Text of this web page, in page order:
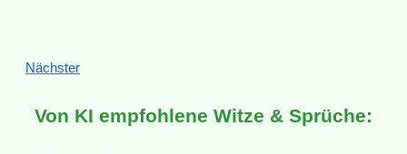
Nächster
Von KI empfohlene Witze & Sprüche: